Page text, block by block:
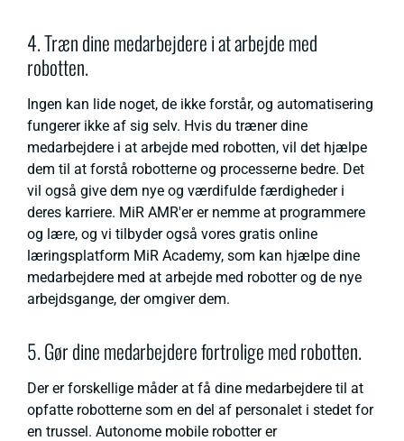
4. Træn dine medarbejdere i at arbejde med
robotten.
Ingen kan lide noget, de ikke forstår, og automatisering
fungerer ikke af sig selv. Hvis du træner dine
medarbejdere i at arbejde med robotten, vil det hjælpe
dem til at forstå robotterne og processerne bedre. Det
vil også give dem nye og værdifulde færdigheder i
deres karriere. MiR AMR'er er nemme at programmere
og lære, og vi tilbyder også vores gratis online
læringsplatform MiR Academy, som kan hjælpe dine
medarbejdere med at arbejde med robotter og de nye
arbejdsgange, der omgiver dem.
5. Gør dine medarbejdere fortrolige med robotten.
Der er forskellige måder at få dine medarbejdere til at
opfatte robotterne som en del af personalet i stedet for
en trussel. Autonome mobile robotter er